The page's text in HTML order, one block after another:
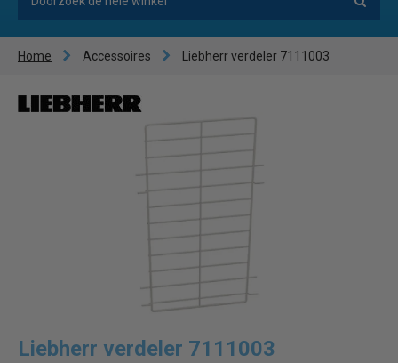
Home Accessoires Liebherr verdeler 7111003
Liebherr verdeler 7111003